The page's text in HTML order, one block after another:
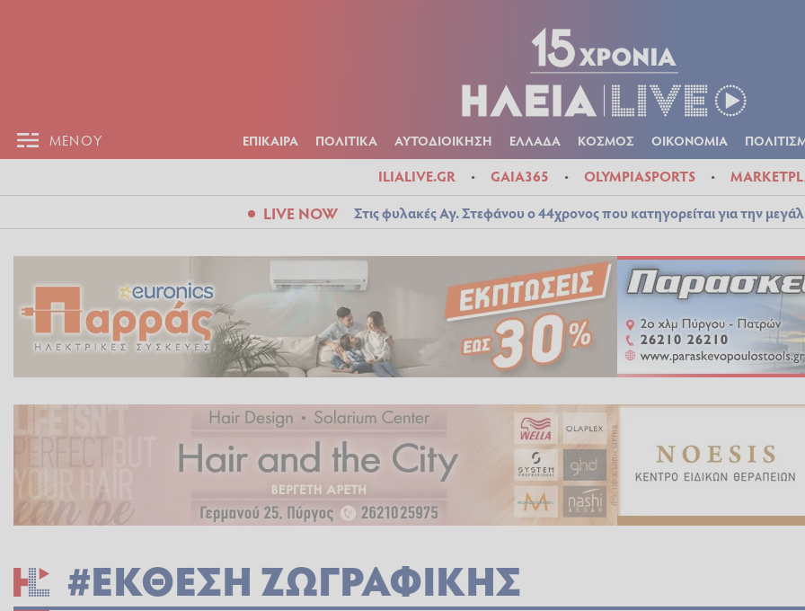
ΜΕΝΟΥ ΕΠΙΚΑΙΡΑ ΠΟΛΙΤΙΚΑ ΑΥΤΟΔΙΟΙΚΗΣΗ ΕΛΛΑΔΑ ΚΟΣΜΟΣ ΟΙΚΟΝΟΜΙΑ
ILIALIVE.GR GAIA365 OLYMPIASPORTS
LIVE NOW Στις φυλακές Αγ. Στεφάνου ο 44χρονος που κατηγορείται για την
#ΕΚΘΕΣΗ ΖΩΓΡΑΦΙΚΗΣ